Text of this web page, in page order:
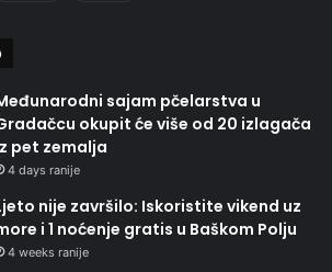
sajam pčelarstva u
okupit će više od 20 izlagača
pet zemalja
4 days ranije
nije završilo: Iskoristite vikend uz
i 1 noćenje gratis u Baškom Polju
4 weeks ranije